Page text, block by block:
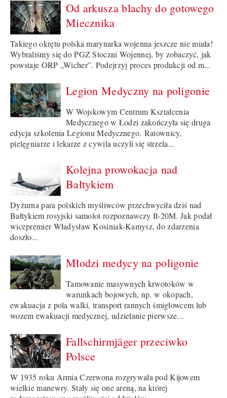
Od arkusza blachy do gotowego
Miecznika
Takiego okrętu polska marynarka wojenna jeszcze nie miała!
Wybraliśmy się do PGZ Stoczni Wojennej, by zobaczyć, jak
powstaje ORP „Wicher”. Podejrzyj proces produkcji od m...
Legion Medyczny na poligonie
W Wojskowym Centrum Kształcenia
Medycznego w Łodzi zakończyła się druga
edycja szkolenia Legionu Medycznego. Ratownicy,
pielęgniarze i lekarze z cywila uczyli się strzela...
Kolejna prowokacja nad
Bałtykiem
Dyżurna para polskich myśliwców przechwyciła dziś nad
Bałtykiem rosyjski samolot rozpoznawczy Ił-20M. Jak podał
wicepremier Władysław Kosiniak-Kamysz, do zdarzenia
doszło...
Młodzi medycy na poligonie
Tamowanie masywnych krwotoków w
warunkach bojowych, np. w okopach,
ewakuacja z pola walki, transport rannych śmigłowcem lub
wozem ewakuacji medycznej, udzielanie pierwsze...
Fallschirmjäger przeciwko
Polsce
W 1935 roku Armia Czerwona rozgrywała pod Kijowem
wielkie manewry. Stały się one areną, na której